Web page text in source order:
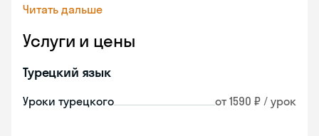
Читать дальше
Услуги и цены
Турецкий язык
Уроки турецкого от 1590 ₽ / урок